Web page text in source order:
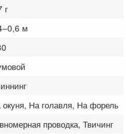
г
м
окуня, На голавля, На форель
проводка, Твичинг